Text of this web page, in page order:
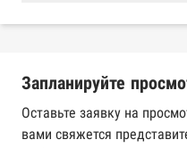
Реестры ЕГРЮЛ и
Реестр
Федерального
Запланируйте
Оставьте заявку на
вами свяжется